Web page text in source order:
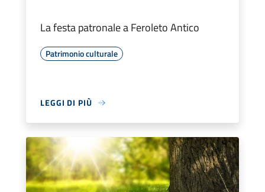
La festa patronale a Feroleto Antico
Patrimonio culturale
LEGGI DI PIÙ